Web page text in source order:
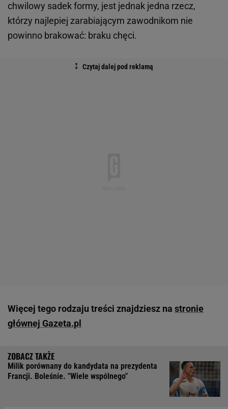
chwilowy sadek formy, jest jednak jedna rzecz,
którzy najlepiej zarabiającym zawodnikom nie
powinno brakować: braku chęci.
Więcej tego rodzaju treści znajdziesz na stronie
głównej Gazeta.pl
Milik porównany do kandydata na prezydenta
Francji. Boleśnie. "Wiele wspólnego"